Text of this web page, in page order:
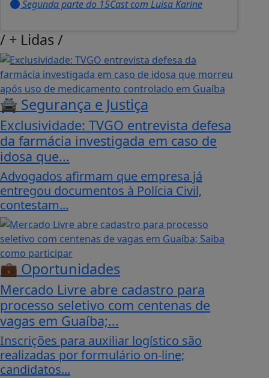
Segunda parte do 15Cast com Luisa Karine
/ + Lidas /
🚔 Segurança e Justiça
Exclusividade: TVGO entrevista defesa
da farmácia investigada em caso de
idosa que...
Advogados afirmam que empresa já
entregou documentos à Polícia Civil,
contestam...
💼 Oportunidades
Mercado Livre abre cadastro para
processo seletivo com centenas de
vagas em Guaíba;...
Inscrições para auxiliar logístico são
realizadas por formulário on-line;
candidatos...